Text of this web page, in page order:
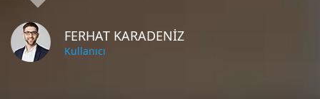
FERHAT KARADENIZ
Kullanıcı